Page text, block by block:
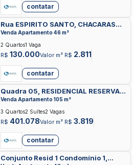
contatar
Rua ESPIRITO SANTO, CHACARAS
ANHANGUERA, VALPARAISO DE
Venda Apartamento 46 m²
R$ 130.000Valor m² R$ 2.811
2 Quartos1 Vaga
contatar
Quadra 05, RESIDENCIAL RESERVA
PARAISO, VALPARAISO DE GOIAS
Venda Apartamento 105 m²
R$ 401.078Valor m² R$ 3.819
3 Quartos2 Suítes2 Vagas
contatar
Conjunto Resid 1 Condomínio 1,